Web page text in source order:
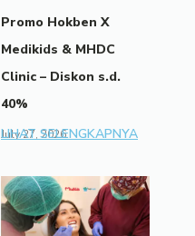
Promo Hokben X
Medikids & MHDC
Clinic – Diskon s.d.
40%
July 27, 2026
LIHAT SELENGKAPNYA